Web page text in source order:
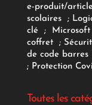
e-produit/
scolaires;
clé
; Microsoft
coffret ;
de code barres
; Protection
Toutes les